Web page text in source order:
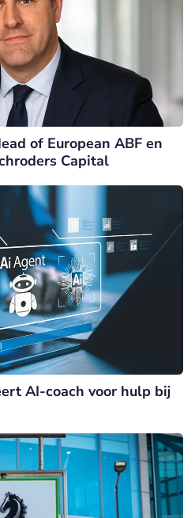
of European ABF en
Capital
AI-coach voor hulp bij